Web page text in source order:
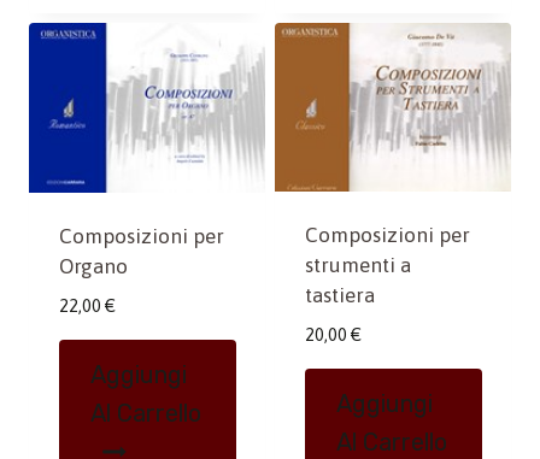
Composizioni per
Organo
22,00 €
Aggiungi
Al Carrello
Composizioni per
strumenti a
tastiera
20,00 €
Aggiungi
Al Carrello